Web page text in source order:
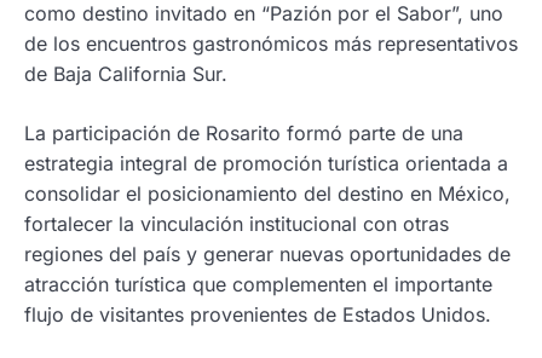
como destino invitado en “Pazión por el Sabor”, uno
de los encuentros gastronómicos más representativos
de Baja California Sur.
La participación de Rosarito formó parte de una
estrategia integral de promoción turística orientada a
consolidar el posicionamiento del destino en México,
fortalecer la vinculación institucional con otras
regiones del país y generar nuevas oportunidades de
atracción turística que complementen el importante
flujo de visitantes provenientes de Estados Unidos.